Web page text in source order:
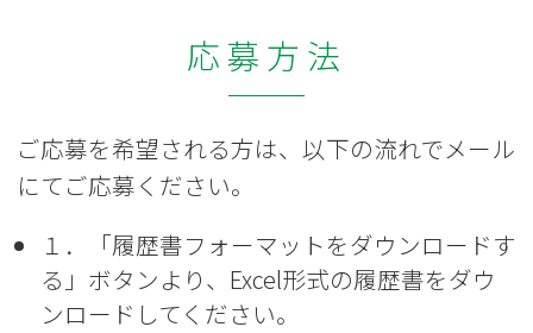
応募方法
ご応募を希望される方は、以下の流れでメール
にてご応募ください。
１．「履歴書フォーマットをダウンロードす
る」ボタンより、Excel形式の履歴書をダウ
ンロードしてください。